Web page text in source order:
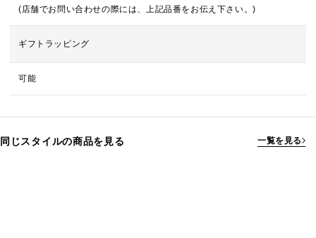
(店舗でお問い合わせの際には、上記品番をお伝え下さい。)
ギフトラッピング
可能
同じスタイルの商品を見る 一覧を見る